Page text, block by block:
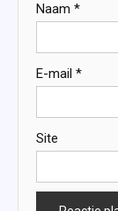
Naam *
E-mail *
Site